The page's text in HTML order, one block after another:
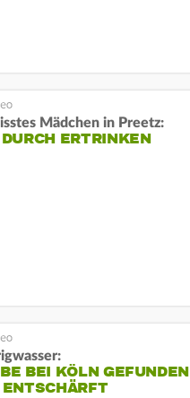
Mädchen in Preetz:
ERTRINKEN
BEI KÖLN GEFUNDEN
ENTSCHÄRFT